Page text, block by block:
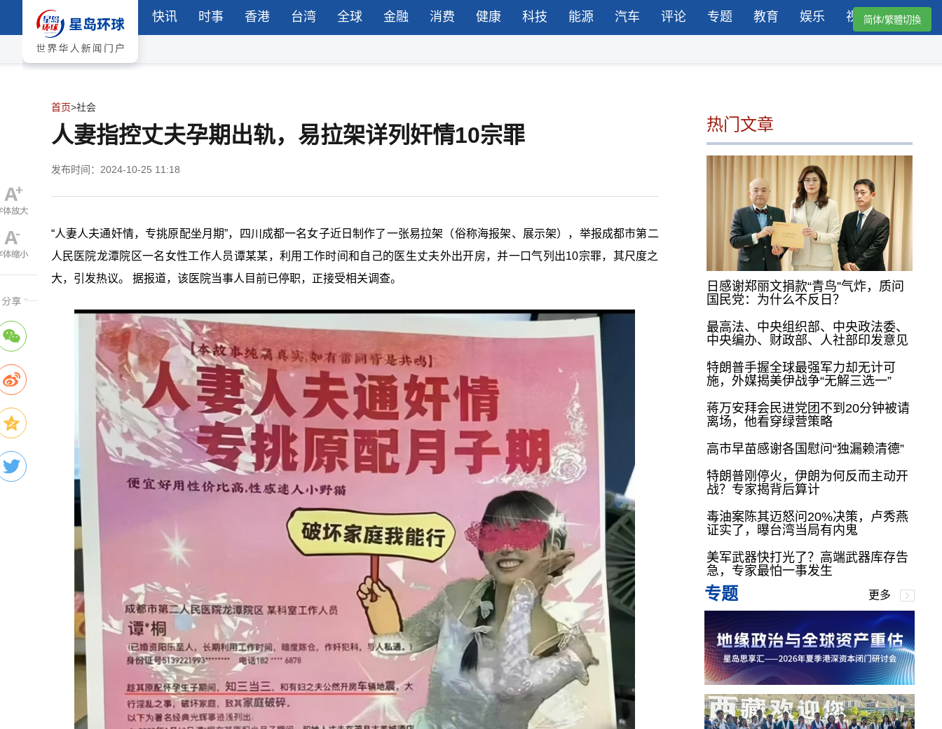
快讯 时事 香港 台湾 全球 金融 消费 健康 科技 能源 汽车 评论 专题 教育 娱乐 视频简体/繁體切換
首页>社会
人妻指控丈夫孕期出轨，易拉架详列奸情10宗罪
发布时间：2024-10-25 11:18
“人妻人夫通奸情，专挑原配坐月期”，四川成都一名女子近日制作了一张易拉架（俗称海报架、展示架），举报成都市第二
人民医院龙潭院区一名女性工作人员谭某某，利用工作时间和自己的医生丈夫外出开房，并一口气列出10宗罪，其尺度之
大，引发热议。 据报道，该医院当事人目前已停职，正接受相关调查。
热门文章
日感谢郑丽文捐款“青鸟”气炸，质问
国民党：为什么不反日？
最高法、中央组织部、中央政法委、
中央编办、财政部、人社部印发意见
特朗普手握全球最强军力却无计可
施，外媒揭美伊战争“无解三选一”
蒋万安拜会民进党团不到20分钟被请
离场，他看穿绿营策略
高市早苗感谢各国慰问“独漏赖清德”
特朗普刚停火，伊朗为何反而主动开
战？专家揭背后算计
毒油案陈其迈怒问20%决策，卢秀燕
证实了，曝台湾当局有内鬼
美军武器快打光了？高端武器库存告
急，专家最怕一事发生
专题 更多